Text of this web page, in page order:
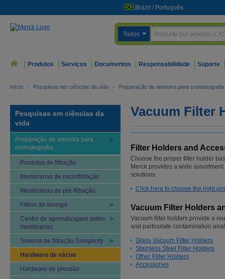
Brazil / Português
Todos
Produtos Serviços Documentos Responsabilidade Suporte
Início > Pesquisas em ciências da vida > Preparação de amostra para cromatografia
Pesquisas em ciências da
vida
Preparação de amostra para
cromatografia
Produtos de filtração
Membranas de microfiltração
Membranas de pré-filtração
Filtros de seringa
Centro de aprendizagem sobre
membranas
Sistema de filtração Samplicity
Hardware de vácuo
Hardware de pressão
Vacuum Filter
Filter Holders and
Choose the proper filter holder
Merck provides a wide
solutions.
Click here to choose the right
Vacuum Filter Holders
Vacuum filter holders provide a
and particulate contamination
Glass Vacuum Filter Holders
Stainless Steel Filter Holders
Other Filter Holders
Accessories